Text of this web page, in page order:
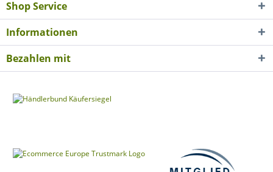
Shop Service
Informationen
Bezahlen mit